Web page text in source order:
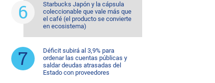
Starbucks Japón y la cápsula
coleccionable que vale más que
el café (el producto se convierte
en ecosistema)
Déficit subirá al 3,9% para
ordenar las cuentas públicas y
saldar deudas atrasadas del
Estado con proveedores